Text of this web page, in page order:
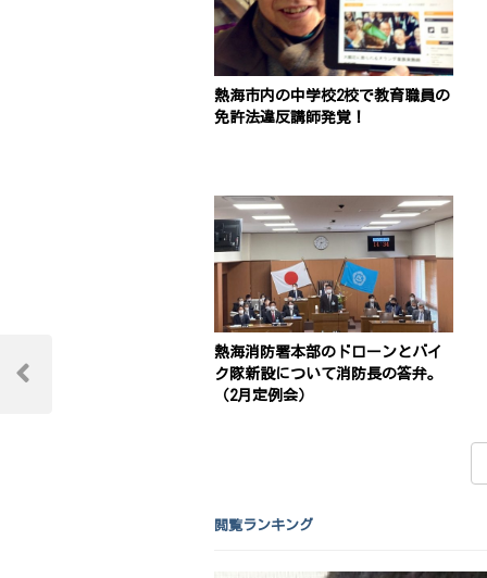
熱海市内の中学校2校で教育職員の
免許法違反講師発覚！
熱海消防署本部のドローンとバイ
ク隊新設について消防長の答弁。
（2月定例会）
稿
Previous
閲覧ランキング